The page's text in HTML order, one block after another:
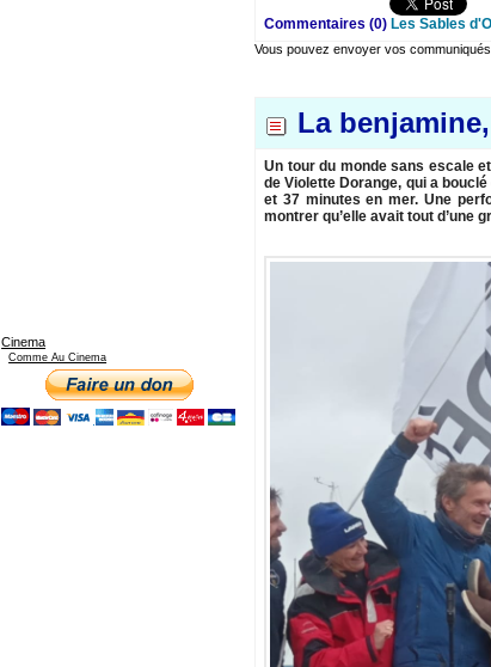
Cinema
Comme Au Cinema
Commentaires (0) Les Sables
Vous pouvez envoyer vos
La
Un tour du monde sans escale
de Violette Dorange, qui a
et 37 minutes en mer. Une
montrer qu’elle avait tout d’une